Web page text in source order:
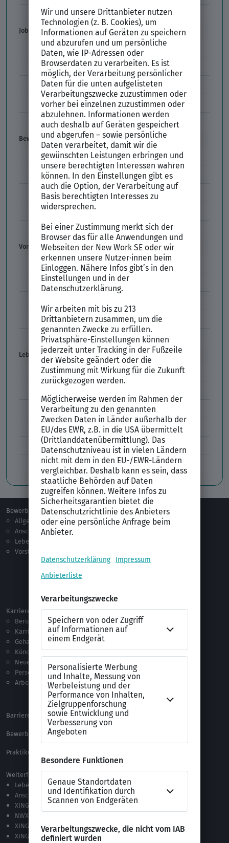
Der XING Bewerbungsratgeber
Job & Karriere
Arbeitsvertrag
Codes im Arbeitszeugnis
Kündigung
Einstiegsgehalt
Gehaltswunsch
Bewerbung
E-Mail-Bewerbung
Anlagen und Zeugnisse
Initiativbewerbung
Interne Bewerbung
Empfehlungsschreiben
Vorstellungsgespräch
Vorstellungsgespräch Fragen
Schwächen im Vorstellungsgespräch
Vorbereitung Vorstellungsgespräch
Vorstellungsgespräch per Skype
Lebenslauf
Lebenslauf Aufbau und Inhalt
Lebenslauf Englisch Résumé
Lücken im Lebenslauf
Tabellarischer Lebenslauf
Professionelles Bewerbungsfoto
Bewerben
Allgemeines
Anschreiben
Lebenslauf
Vorstellungsgespräch
Berufsorientierung
Ausbildung
Jobprofile
Karriere
Berufseinstieg
Karriere machen
Gehalt
Kündigung
Neue Arbeitswelt
Personalführung
Arbeitsrecht
Vorlagen & Tests
Anschreiben-Vorlagen
Lebenslauf-Vorlagen
Checklisten
Testverfahren
Alle Word-Dateien
Alle Downloads
Barrierefreiheitserklärung
XING Impressum
Bewerbungs-FAQ
Praktikum Online Marketing
Weiterführende Links
Lebenslauf-Editor
Anschreiben-Editor
XING Stellenmarkt
NWX – „Alles zur Zukunft der Arbeit“
XING Campus
XING News